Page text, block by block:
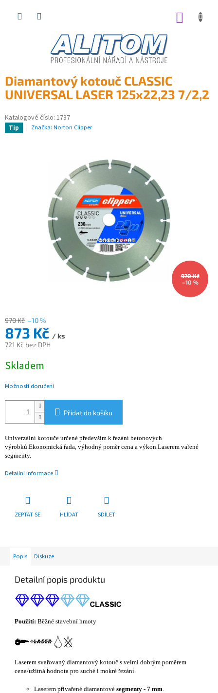
Diamantový kotouč CLASSIC
UNIVERSAL LASER 125x22,23 7/2,2
Katalogové číslo: 1737
Tip Značka: Norton Clipper
970 Kč
–10 %
970 Kč –10 %
873 Kč / ks
721 Kč bez DPH
cena:
Skladem
Možnosti doručení
Přidat do košíku
Univerzální kotouče určené především k řezání betonových
výrobků.Ekonomická řada, výhodný poměr cena a výkon.Laserem vařené
segmenty.
Detailní informace
ZEPTAT SE HLÍDAT SDÍLET
Popis Diskuze
Detailní popis produktu
Použití: Běžné stavební hmoty
Laserem svařovaný diamantový kotouč s velmi dobrým poměrem
cena/užitná hodnota pro suché i mokré řezání.
Laserem přivařené diamantové segmenty - 7 mm